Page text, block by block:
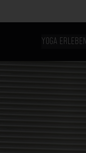
YOGA ERLEBEN